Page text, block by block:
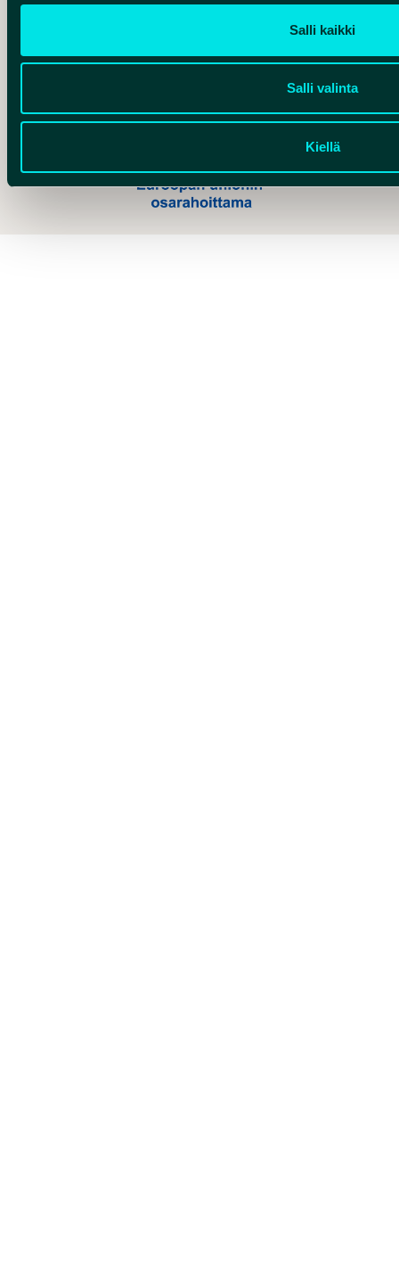
Salli kaikki
Salli valinta
Kiellä
Hankelogo